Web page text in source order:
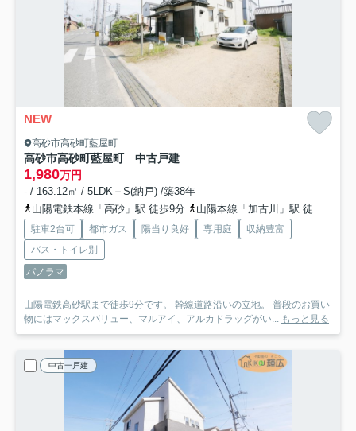
NEW
高砂市高砂町藍屋町
高砂市高砂町藍屋町 中古戸建
1,980万円
- / 163.12㎡ / 5LDK＋S(納戸) /築38年
山陽電鉄本線「高砂」駅 徒歩9分
山陽本線「加古川」駅 徒歩55分
駐車2台可 都市ガス 陽当り良好 専用庭
収納豊富
バス・トイレ別
パノラマ
山陽電鉄高砂駅まで徒歩9分です。 幹線道路沿いの立地。 普段のお買い
物にはマックスバリュー、マルアイ、アルカドラッグがい... もっと見る
中古一戸建